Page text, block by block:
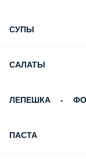
СУПЫ
САЛАТЫ
ЛЕПЕШКА -
ПАСТА